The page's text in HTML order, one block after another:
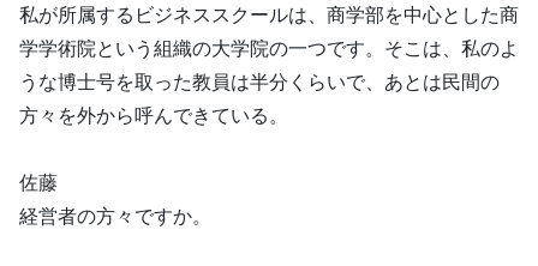
私が所属するビジネススクールは、商学部を中心とした商
学学術院という組織の大学院の一つです。そこは、私のよ
うな博士号を取った教員は半分くらいで、あとは民間の
方々を外から呼んできている。
佐藤
経営者の方々ですか。